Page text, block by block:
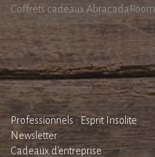
Coffrets cadeaux AbracadaRoom
Professionnels : Esprit Insolite
Newsletter
Cadeaux d'entreprise